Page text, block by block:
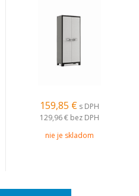
159,85 € s DPH
129,96 € bez DPH
nie je skladom